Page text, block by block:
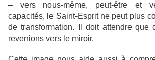
– vers nous-même, peut-être et
capacités, le Saint-Esprit ne peut plus
de transformation. Il doit attendre que
revenions vers le miroir.